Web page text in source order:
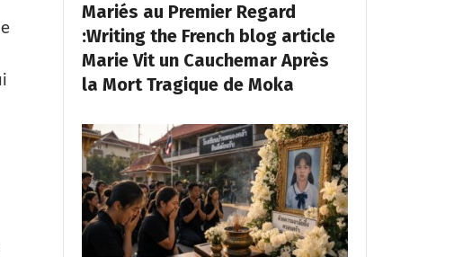
Mariés au Premier Regard
:Writing the French blog article
Marie Vit un Cauchemar Après
la Mort Tragique de Moka